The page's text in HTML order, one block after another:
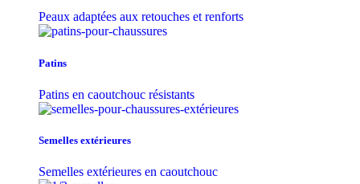
Peaux adaptées aux retouches et renforts
Patins
Patins en caoutchouc résistants
Semelles extérieures
Semelles extérieures en caoutchouc